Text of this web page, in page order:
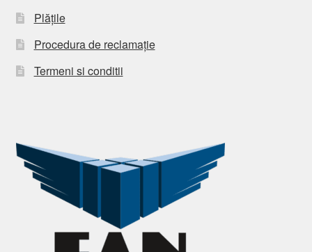
Plățile
Procedura de reclamație
Termeni si conditii